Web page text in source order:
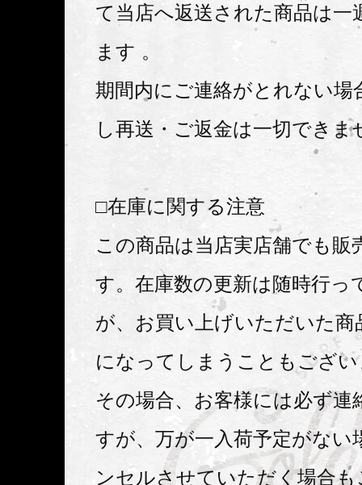
て当店へ返送された商品は一
ます 。
期間内にご連絡がとれない場
し再送・ご返金は一切できま
□在庫に関する注意
この商品は当店実店舗でも販
す。在庫数の更新は随時行っ
が、お買い上げいただいた商
になってしまうこともござ
その場合、お客様には必ず連
すが、万が一入荷予定がない
ンセルさせていただく場合